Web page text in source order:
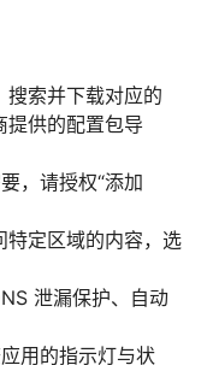
索并下载对应的
提供的配置包导
，请授权“添加
定区域的内容，选
泄漏保护、自动
用的指示灯与状